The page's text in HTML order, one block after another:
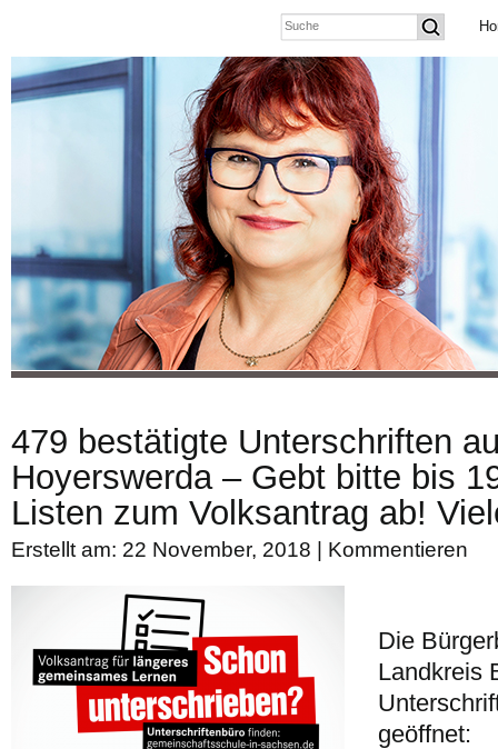
479 bestätigte Unterschriften
Hoyerswerda – Gebt bitte bis
Listen zum Volksantrag ab!
Erstellt am: 22 November, 2018 | Kommentieren
Die
Landkreis
geöffnet: